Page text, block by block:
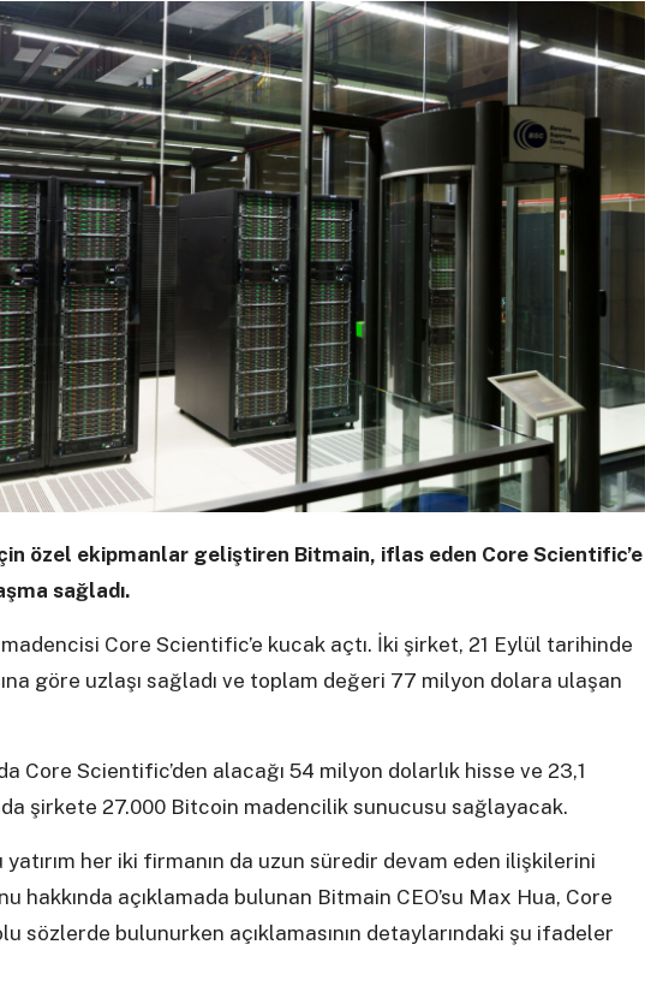
özel ekipmanlar geliştiren Bitmain, iflas eden Core Scientific’e
sağladı.
Core Scientific’e kucak açtı. İki şirket, 21 Eylül tarihinde
göre uzlaşı sağladı ve toplam değeri 77 milyon dolara ulaşan
Core Scientific’den alacağı 54 milyon dolarlık hisse ve 23,1
şirkete 27.000 Bitcoin madencilik sunucusu sağlayacak.
yatırım her iki firmanın da uzun süredir devam eden ilişkilerini
hakkında açıklamada bulunan Bitmain CEO’su Max Hua, Core
sözlerde bulunurken açıklamasının detaylarındaki şu ifadeler